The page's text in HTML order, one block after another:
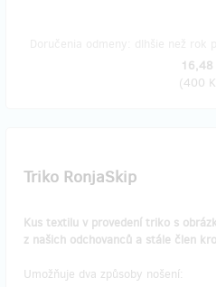
(400
Triko RonjaSkip
Kus textilu v provedení triko s
z našich odchovanců a stále člen
Umožňuje dva způsoby nošení: